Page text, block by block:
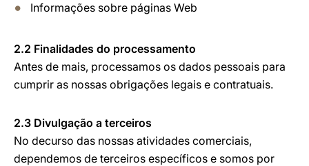
Informações sobre páginas Web
2.2 Finalidades do processamento
Antes de mais, processamos os dados pessoais para
cumprir as nossas obrigações legais e contratuais.
2.3 Divulgação a terceiros
No decurso das nossas atividades comerciais,
dependemos de terceiros específicos e somos por